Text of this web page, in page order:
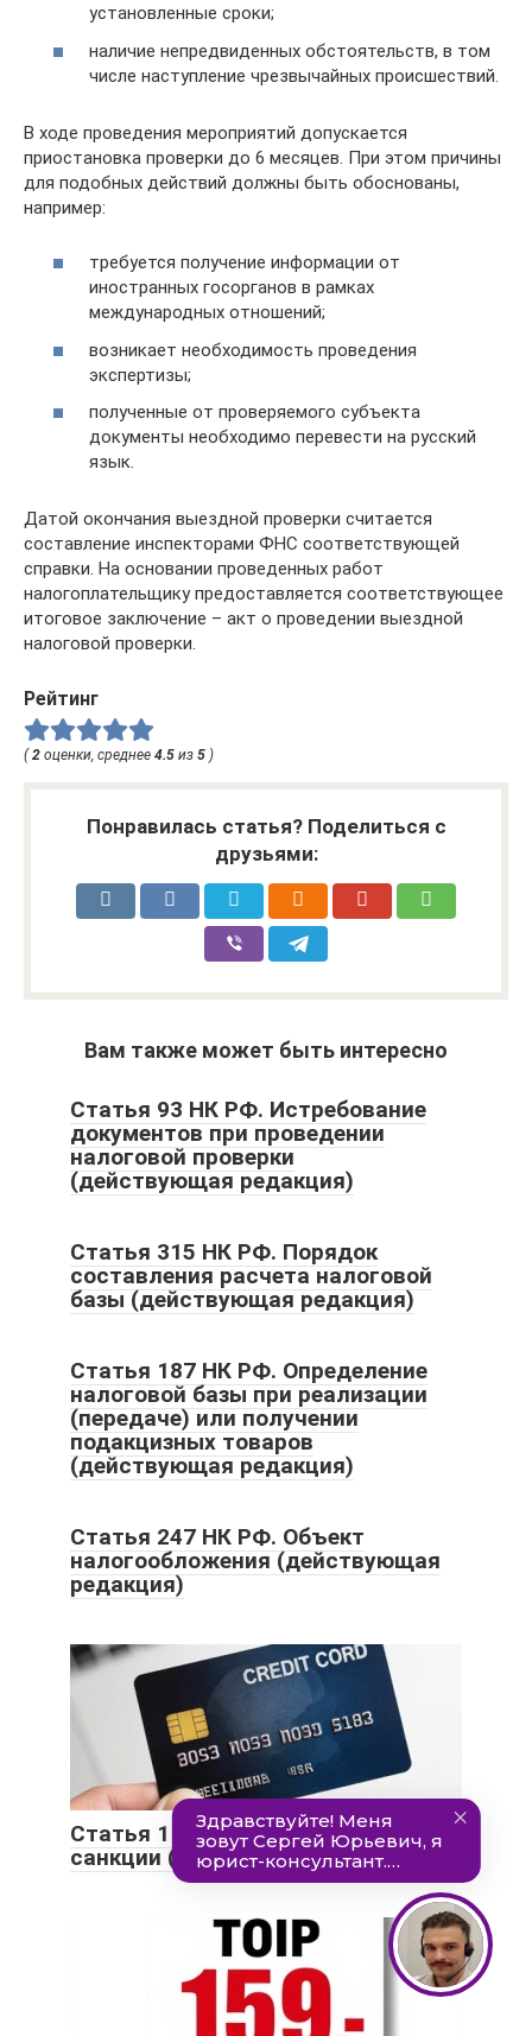
установленные сроки;
наличие непредвиденных обстоятельств, в том
числе наступление чрезвычайных происшествий.
В ходе проведения мероприятий допускается
приостановка проверки до 6 месяцев. При этом причины
для подобных действий должны быть обоснованы,
например:
требуется получение информации от
иностранных госорганов в рамках
международных отношений;
возникает необходимость проведения
экспертизы;
полученные от проверяемого субъекта
документы необходимо перевести на русский
язык.
Датой окончания выездной проверки считается
составление инспекторами ФНС соответствующей
справки. На основании проведенных работ
налогоплательщику предоставляется соответствующее
итоговое заключение – акт о проведении выездной
налоговой проверки.
Рейтинг
(2 оценки, среднее 4.5 из 5 )
Понравилась статья? Поделиться с
друзьями:
Вам также может быть интересно
Статья 93 НК РФ. Истребование
документов при проведении
налоговой проверки
(действующая редакция)
Статья 315 НК РФ. Порядок
составления расчета налоговой
базы (действующая редакция)
Статья 187 НК РФ. Определение
налоговой базы при реализации
(передаче) или получении
подакцизных товаров
(действующая редакция)
Статья 247 НК РФ. Объект
налогообложения (действующая
редакция)
Статья 114 НК РФ. Налоговые
санкции (действующая редакция)